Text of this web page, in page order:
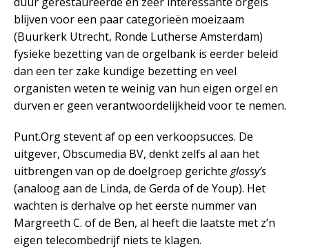
blijven voor een paar categorieën moeizaam
(Buurkerk Utrecht, Ronde Lutherse Amsterdam)
fysieke bezetting van de orgelbank is eerder beleid
dan een ter zake kundige bezetting en veel
organisten weten te weinig van hun eigen orgel en
durven er geen verantwoordelijkheid voor te nemen.
Punt.Org stevent af op een verkoopsucces. De
uitgever, Obscumedia BV, denkt zelfs al aan het
uitbrengen van op de doelgroep gerichte glossy’s
(analoog aan de Linda, de Gerda of de Youp). Het
wachten is derhalve op het eerste nummer van
Margreeth C. of de Ben, al heeft die laatste met z’n
eigen telecombedrijf niets te klagen.